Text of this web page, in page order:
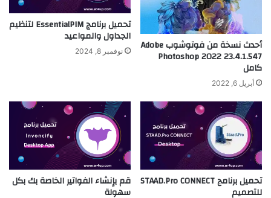
أحدث نسخة من فوتوشوب Adobe
Photoshop 2022 23.4.1.547
كامل
أبريل 6, 2022
تحميل برنامج EssentialPIM لتنظيم
الجداول والمواعيد
نوفمبر 8, 2024
تحميل برنامج STAAD.Pro CONNECT
للتصميم
قم بإنشاء الفواتير الخاصة بك بكل
سهولة